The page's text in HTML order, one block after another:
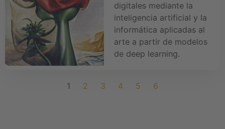
digitales mediante la
inteligencia artificial y la
informática aplicadas al
arte a partir de modelos
de deep learning.
1 2 3 4 5 6